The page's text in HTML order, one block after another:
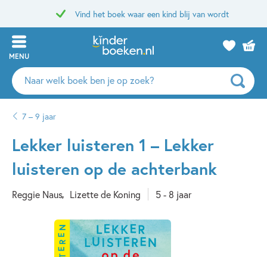
Vind het boek waar een kind blij van wordt
MENU
Zoeken
naar
auteurs
uitgevers
7 – 9 jaar
Lekker luisteren 1 – Lekker
luisteren op de achterbank
Reggie Naus Lizette de Koning 5 - 8 jaar